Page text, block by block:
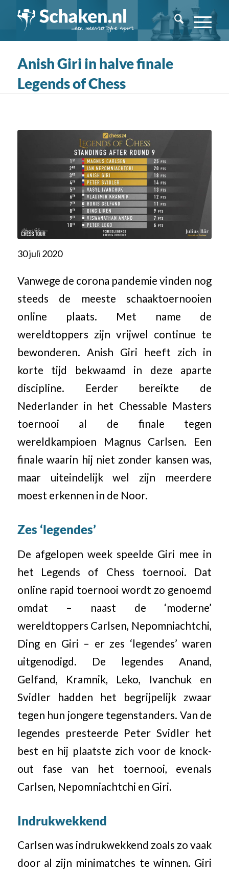
Anish Giri in halve finale
Legends of Chess
30 juli 2020
Vanwege de corona pandemie vinden nog
steeds de meeste schaaktoernooien
online plaats. Met name de
wereldtoppers zijn vrijwel continue te
bewonderen. Anish Giri heeft zich in
korte tijd bekwaamd in deze aparte
discipline. Eerder bereikte de
Nederlander in het Chessable Masters
toernooi al de finale tegen
wereldkampioen Magnus Carlsen. Een
finale waarin hij niet zonder kansen was,
maar uiteindelijk wel zijn meerdere
moest erkennen in de Noor.
Zes ‘legendes’
De afgelopen week speelde Giri mee in
het Legends of Chess toernooi. Dat
online rapid toernooi wordt zo genoemd
omdat – naast de ‘moderne’
wereldtoppers Carlsen, Nepomniachtchi,
Ding en Giri – er zes ‘legendes’ waren
uitgenodigd. De legendes Anand,
Gelfand, Kramnik, Leko, Ivanchuk en
Svidler hadden het begrijpelijk zwaar
tegen hun jongere tegenstanders. Van de
legendes presteerde Peter Svidler het
best en hij plaatste zich voor de knock-
out fase van het toernooi, evenals
Carlsen, Nepomniachtchi en Giri.
Indrukwekkend
Carlsen was indrukwekkend zoals zo vaak
door al zijn minimatches te winnen. Giri